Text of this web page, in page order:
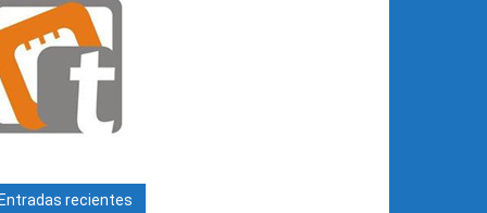
recientes